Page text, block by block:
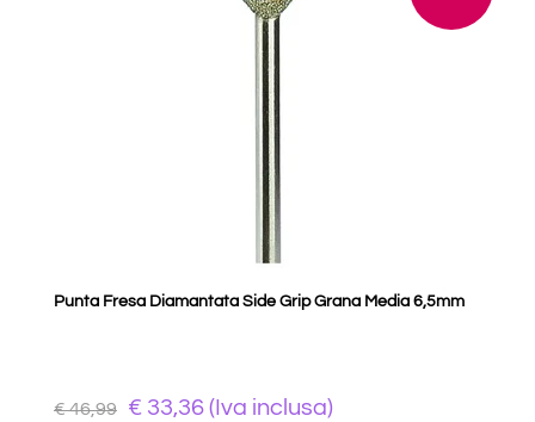
Punta Fresa Diamantata Side Grip Grana Media 6,5mm
€ 46,99 € 33,36 (Iva inclusa)